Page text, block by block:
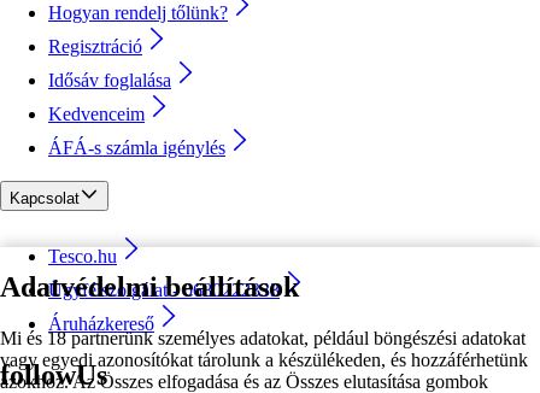
Adatvédelmi beállítások
Mi és 18 partnerünk személyes adatokat, például böngészési adatokat
vagy egyedi azonosítókat tárolunk a készülékeden, és hozzáférhetünk
azokhoz. Az Összes elfogadása és az Összes elutasítása gombok
Hogyan rendelj tőlünk?
Regisztráció
Idősáv foglalása
Kedvenceim
ÁFÁ-s számla igénylés
Kapcsolat
Tesco.hu
Ügyfélszolgálat - 0680222333
Áruházkereső
followUs